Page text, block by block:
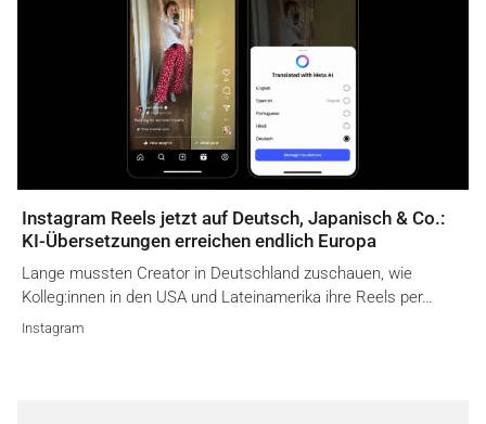
Instagram Reels jetzt auf Deutsch, Japanisch & Co.:
KI-Übersetzungen erreichen endlich Europa
Lange mussten Creator in Deutschland zuschauen, wie
Kolleg:innen in den USA und Lateinamerika ihre Reels per…
Instagram